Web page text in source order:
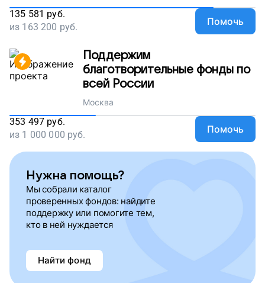
135 581 руб.
из 163 200 руб. Помочь
Поддержим
благотворительные фонды по
всей России
Москва
353 497 руб.
из 1 000 000 руб. Помочь
Нужна помощь?
Мы собрали каталог
проверенных фондов: найдите
поддержку или помогите тем,
кто в ней нуждается
Найти фонд